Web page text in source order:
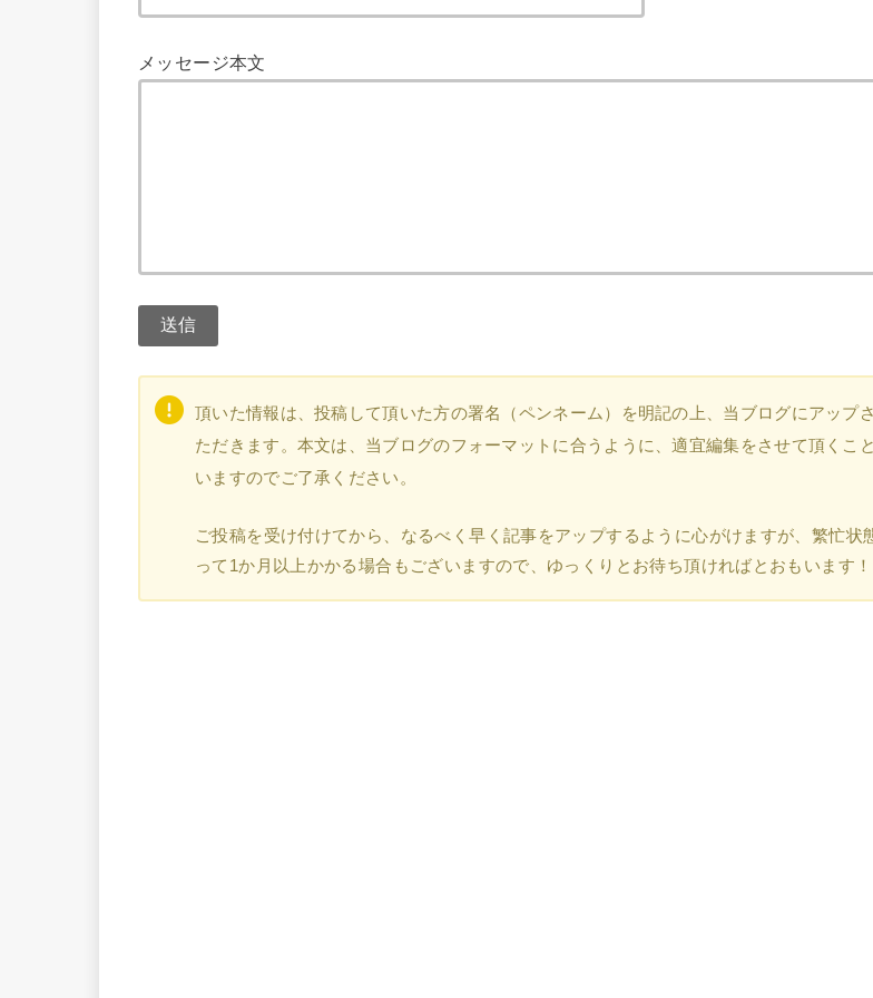
メッセージ本文
頂いた情報は、投稿して頂いた方の署名（ペンネーム）を明記の上、当ブログにアップ
ただきます。本文は、当ブログのフォーマットに合うように、適宜編集をさせて頂くこ
いますのでご了承ください。
ご投稿を受け付けてから、なるべく早く記事をアップするように心がけますが、繁忙状
って1か月以上かかる場合もございますので、ゆっくりとお待ち頂ければとおもいます！